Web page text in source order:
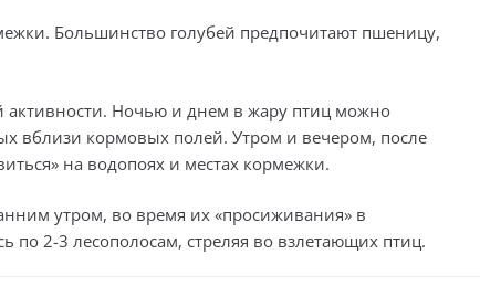
Большинство голубей предпочитают пшеницу,
Ночью и днем в жару птиц можно
вблизи кормовых полей. Утром и вечером, после
на водопоях и местах кормежки.
утром, во время их «просиживания» в
по 2-3 лесополосам, стреляя во взлетающих птиц.